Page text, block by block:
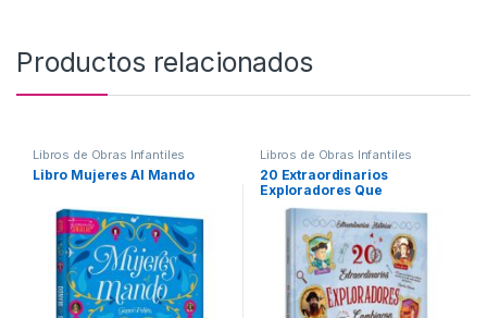
Productos relacionados
Libros de Obras Infantiles
variadas
Libro Mujeres Al Mando
Libros de Obras Infantiles
20 Extraordinarios
Exploradores Que
Cambiaron El Mundo